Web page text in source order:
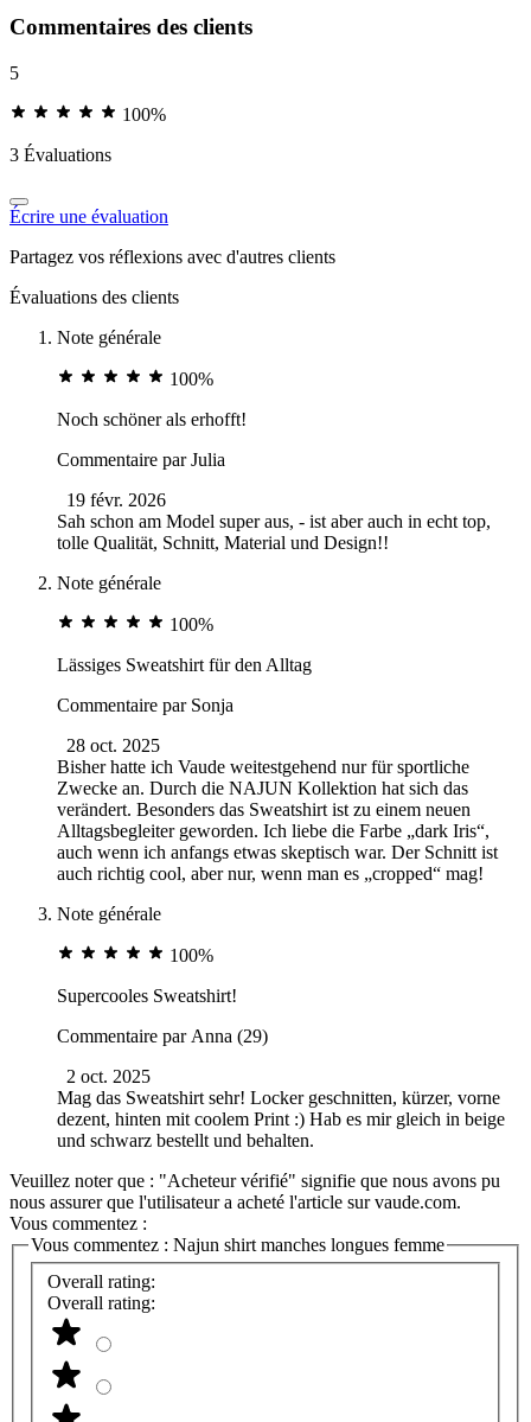
Commentaires des clients
5
100%
3 Évaluations
Écrire une évaluation
Partagez vos réflexions avec d'autres clients
Évaluations des clients
Note générale
100%
Noch schöner als erhofft!
Commentaire parJulia
19 févr. 2026
Sah schon am Model super aus, - ist aber auch in echt top,
tolle Qualität, Schnitt, Material und Design!!
Note générale
100%
Lässiges Sweatshirt für den Alltag
Commentaire par Sonja
28 oct. 2025
Bisher hatte ich Vaude weitestgehend nur für sportliche
Zwecke an. Durch die NAJUN Kollektion hat sich das
verändert. Besonders das Sweatshirt ist zu einem neuen
Alltagsbegleiter geworden. Ich liebe die Farbe „dark Iris“,
auch wenn ich anfangs etwas skeptisch war. Der Schnitt ist
auch richtig cool, aber nur, wenn man es „cropped“ mag!
Note générale
100%
Supercooles Sweatshirt!
Commentaire par Anna (29)
2 oct. 2025
Mag das Sweatshirt sehr! Locker geschnitten, kürzer, vorne
dezent, hinten mit coolem Print :) Hab es mir gleich in beige
und schwarz bestellt und behalten.
Veuillez noter que : "Acheteur vérifié" signifie que nous avons pu
nous assurer que l'utilisateur a acheté l'article sur vaude.com.
Vous commentez :
Vous commentez : Najun shirt manches longues femme
Overall rating:
Overall rating: